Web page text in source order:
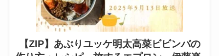
【ZIP】あぶりユッケ明太高菜ビビンバの